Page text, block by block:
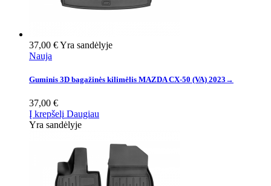
37,00 €Yra sandėlyje
Nauja
Guminis 3D bagažinės kilimėlis MAZDA CX-50 (VA) 2023→
37,00 €
Į krepšelį Daugiau
Yra sandėlyje